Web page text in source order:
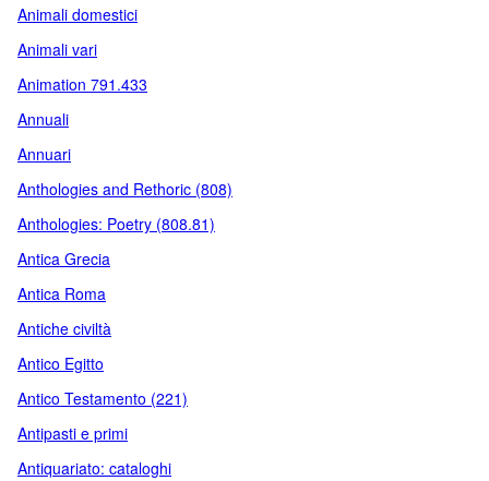
Animali domestici
Animali vari
Animation 791.433
Annuali
Annuari
Anthologies and Rethoric (808)
Anthologies: Poetry (808.81)
Antica Grecia
Antica Roma
Antiche civiltà
Antico Egitto
Antico Testamento (221)
Antipasti e primi
Antiquariato: cataloghi